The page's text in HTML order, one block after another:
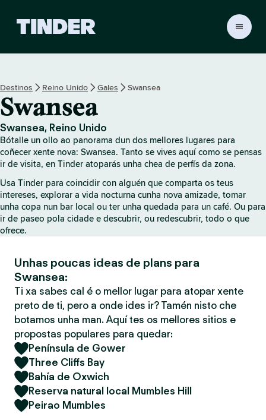
r
m
e
Destinos Reino Unido Gales Swansea
Swansea
Swansea, Reino Unido
Bótalle un ollo ao panorama dun dos mellores lugares para
coñecer xente nova: Swansea. Tanto se vives aquí como se pensas
ir de visita, en Tinder atoparás unha chea de perfís da zona.
Usa Tinder para coincidir con alguén que comparta os teus
intereses, explorar a vida nocturna cunha nova amizade, tomar
unha copa nun bar local ou ter unha quedada para un café. Ou para
ir de paseo pola cidade e descubrir, ou redescubrir, todo o que
ofrece.
Unhas poucas ideas de plans para
Swansea:
Ti xa sabes cal é o mellor lugar para atopar xente
preto de ti, pero a onde ides ir? Tamén nisto che
botamos unha man. Aquí tes os mellores sitios e
propostas populares para quedar:
Península de Gower
Three Cliffs Bay
Bahía de Oxwich
Reserva natural local Mumbles Hill
Peirao Mumbles